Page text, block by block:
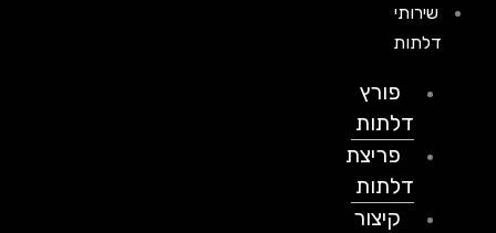
שירותי
דלתות
פורץ
דלתות
פריצת
דלתות
קיצור